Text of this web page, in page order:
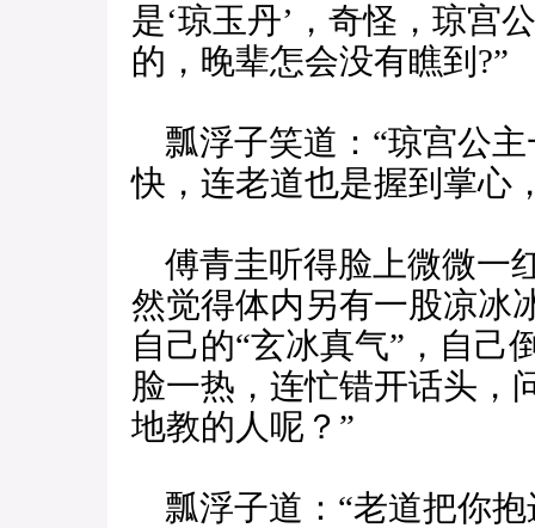
是‘琼玉丹’，奇怪，琼宫
的，晚辈怎会没有瞧到?”
瓢浮子笑道：“琼宫公
快，连老道也是握到掌心
傅青圭听得脸上微微一
然觉得体内另有一股凉冰
自己的“玄冰真气”，自己
脸一热，连忙错开话头，
地教的人呢？”
瓢浮子道：“老道把你